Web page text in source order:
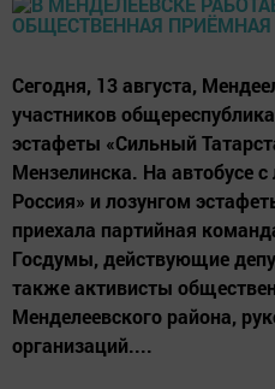
Сегодня, 13 августа,
участников
эстафеты «Сильный
Мензелинска. На автобусе
Россия» и лозунгом
приехала партийная
Госдумы, действующие
также активисты
Менделеевского района,
организаций....